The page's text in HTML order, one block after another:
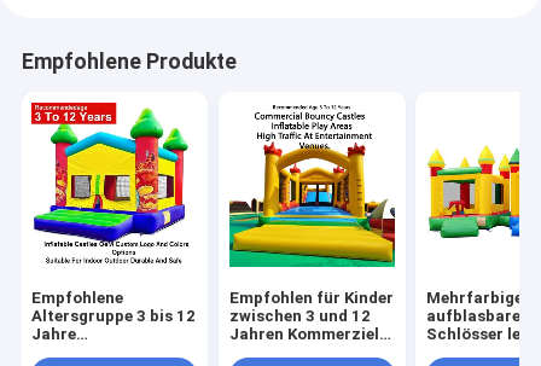
Empfohlene Produkte
Empfohlene
Altersgruppe 3 bis 12
Jahre
Empfohlen für Kinder
zwischen 3 und 12
Jahren Kommerzielle
Mehrfarbige
aufblasbare
Schlösser